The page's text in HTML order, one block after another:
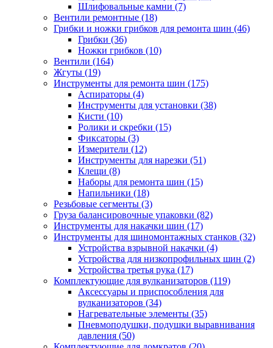
Шлифовальные камни (7)
Вентили ремонтные (18)
Грибки и ножки грибков для ремонта шин (46)
Грибки (36)
Ножки грибков (10)
Вентили (164)
Жгуты (19)
Инструменты для ремонта шин (175)
Аспираторы (4)
Инструменты для установки (38)
Кисти (10)
Ролики и скребки (15)
Фиксаторы (3)
Измерители (12)
Инструменты для нарезки (51)
Клещи (8)
Наборы для ремонта шин (15)
Напильники (18)
Резьбовые сегменты (3)
Груза балансировочные упаковки (82)
Инструменты для накачки шин (17)
Инструменты для шиномонтажных станков (32)
Устройства взрывной накачки (4)
Устройства для низкопрофильных шин (2)
Устройства третья рука (17)
Комплектующие для вулканизаторов (119)
Аксессуары и приспособления для
вулканизаторов (34)
Нагревательные элементы (35)
Пневмоподушки, подушки выравнивания
давления (50)